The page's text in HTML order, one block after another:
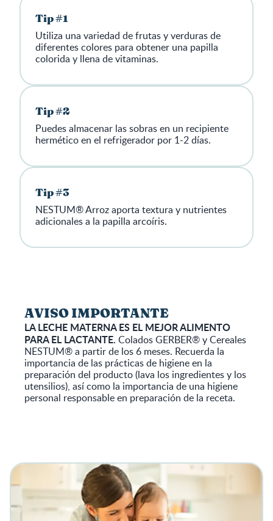
Tip #1
Utiliza una variedad de frutas y verduras de
diferentes colores para obtener una papilla
colorida y llena de vitaminas.
Tip #2
Puedes almacenar las sobras en un recipiente
hermético en el refrigerador por 1-2 días.
Tip #3
NESTUM® Arroz aporta textura y nutrientes
adicionales a la papilla arcoíris.
AVISO IMPORTANTE
LA LECHE MATERNA ES EL MEJOR ALIMENTO
PARA EL LACTANTE. Colados GERBER® y Cereales
NESTUM® a partir de los 6 meses. Recuerda la
importancia de las prácticas de higiene en la
preparación del producto (lava los ingredientes y los
utensilios), así como la importancia de una higiene
personal responsable en preparación de la receta.
View details